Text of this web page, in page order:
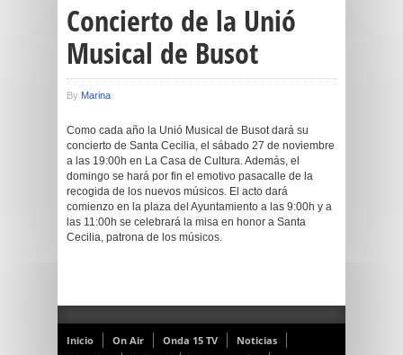
Concierto de la Unió
Musical de Busot
By Marina
Como cada año la Unió Musical de Busot dará su
concierto de Santa Cecilia, el sábado 27 de noviembre
a las 19:00h en La Casa de Cultura. Además, el
domingo se hará por fin el emotivo pasacalle de la
recogida de los nuevos músicos. El acto dará
comienzo en la plaza del Ayuntamiento a las 9:00h y a
las 11:00h se celebrará la misa en honor a Santa
Cecilia, patrona de los músicos.
Inicio On Air Onda 15 TV
Noticias